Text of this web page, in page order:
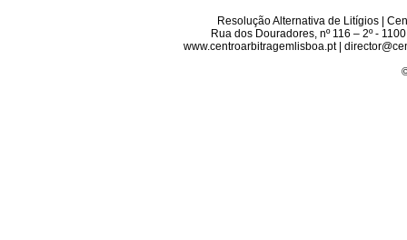
Resolução Alternativa de Litígios |
Rua dos Douradores, nº 116 – 2º -
www.centroarbitragemlisboa.pt |